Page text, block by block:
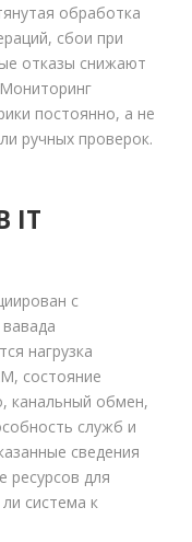
обработка
сбои при
отказы снижают
постоянно, а не
ручных проверок.
IT
с
нагрузка
состояние
канальный обмен,
служб и
сведения
ресурсов для
система к